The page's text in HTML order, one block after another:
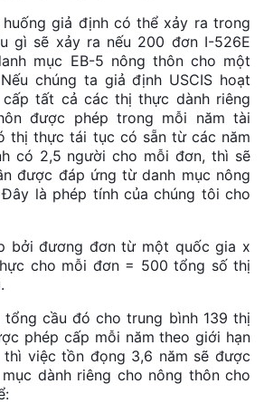
giả định có thể xảy ra trong
gì sẽ xảy ra nếu 200 đơn I-526E
mục EB-5 nông thôn cho một
chúng ta giả định USCIS hoạt
tất cả các thị thực dành riêng
được phép trong mỗi năm tài
thị thực tái tục có sẵn từ các năm
có 2,5 người cho mỗi đơn, thì sẽ
được đáp ứng từ danh mục nông
là phép tính của chúng tôi cho
bởi đương đơn từ một quốc gia x
cho mỗi đơn = 500 tổng số thị
tổng cầu đó cho trung bình 139 thị
phép cấp mỗi năm theo giới hạn
việc tồn đọng 3,6 năm sẽ được
dành riêng cho nông thôn cho